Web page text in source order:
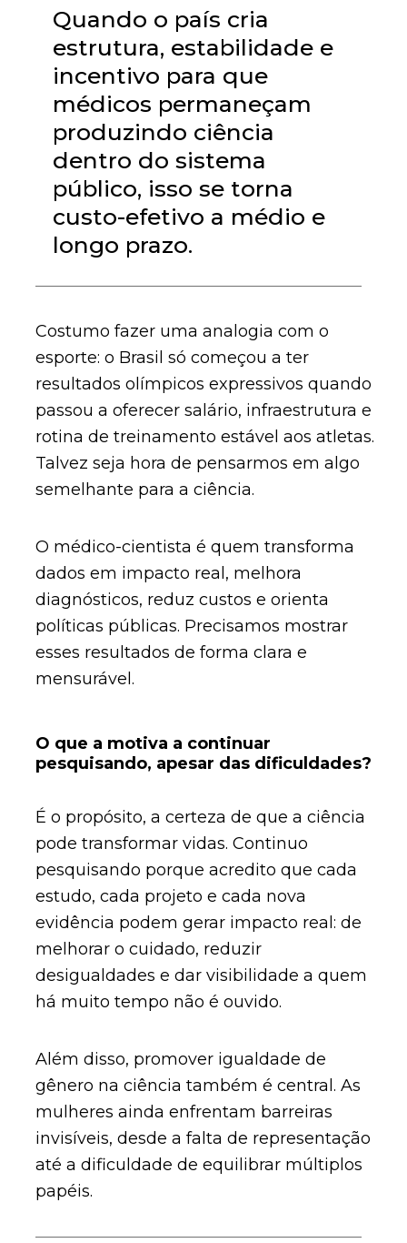
Quando o país cria
estrutura, estabilidade e
incentivo para que
médicos permaneçam
produzindo ciência
dentro do sistema
público, isso se torna
custo-efetivo a médio e
longo prazo.
Costumo fazer uma analogia com o
esporte: o Brasil só começou a ter
resultados olímpicos expressivos quando
passou a oferecer salário, infraestrutura e
rotina de treinamento estável aos atletas.
Talvez seja hora de pensarmos em algo
semelhante para a ciência.
O médico-cientista é quem transforma
dados em impacto real, melhora
diagnósticos, reduz custos e orienta
políticas públicas. Precisamos mostrar
esses resultados de forma clara e
mensurável.
O que a motiva a continuar
pesquisando, apesar das dificuldades?
É o propósito, a certeza de que a ciência
pode transformar vidas. Continuo
pesquisando porque acredito que cada
estudo, cada projeto e cada nova
evidência podem gerar impacto real: de
melhorar o cuidado, reduzir
desigualdades e dar visibilidade a quem
há muito tempo não é ouvido.
Além disso, promover igualdade de
gênero na ciência também é central. As
mulheres ainda enfrentam barreiras
invisíveis, desde a falta de representação
até a dificuldade de equilibrar múltiplos
papéis.